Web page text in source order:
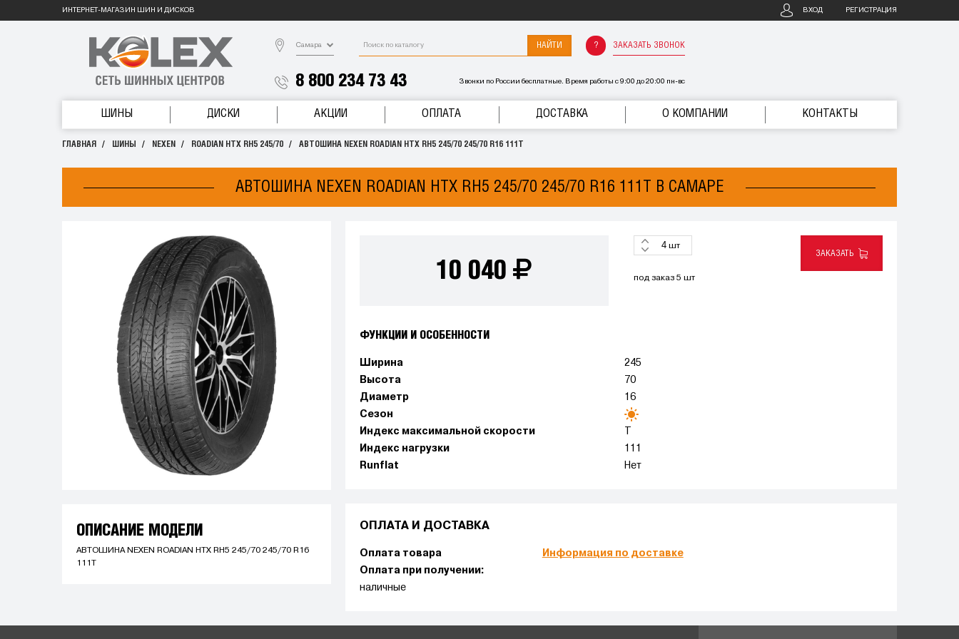
ИНТЕРНЕТ-МАГАЗИН ШИН И ДИСКОВ ВХОД РЕГИСТРАЦИЯ
Самара НАЙТИ ЗАКАЗАТЬ ЗВОНОК
8 800 234 73 43 Звонки по России бесплатные. Время работы с 9:00 до 20:00 пн-вс
ШИНЫ ДИСКИ АКЦИИ ОПЛАТА ДОСТАВКА О КОМПАНИИ КОНТАКТЫ
ГЛАВНАЯ ШИНЫ NEXEN ROADIAN HTX RH5 245/70 АВТОШИНА NEXEN ROADIAN HTX RH5 245/70 245/70 R16 111T
АВТОШИНА NEXEN ROADIAN HTX RH5 245/70 245/70 R16 111T В САМАРЕ
ОПИСАНИЕ МОДЕЛИ
АВТОШИНА NEXEN ROADIAN HTX RH5 245/70 245/70 R16
111T
10 040
шт
ЗАКАЗАТЬ
под заказ 5 шт
ФУНКЦИИ И ОСОБЕННОСТИ
Ширина
245
Высота
70
Диаметр
16
Сезон
Индекс максимальной скорости
Индекс нагрузки
111
Runflat
Нет
ОПЛАТА И ДОСТАВКА
Оплата товара
Оплата при получении:
наличные
Информация по доставке